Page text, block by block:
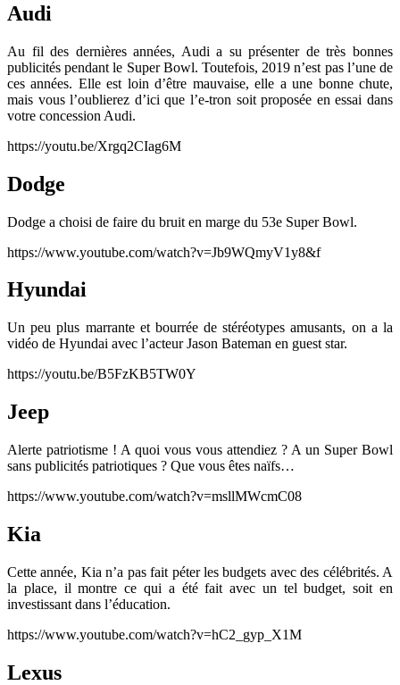
Audi
Au fil des dernières années, Audi a su présenter de très bonnes
publicités pendant le Super Bowl. Toutefois, 2019 n’est pas l’une de
ces années. Elle est loin d’être mauvaise, elle a une bonne chute,
mais vous l’oublierez d’ici que l’e-tron soit proposée en essai dans
votre concession Audi.
https://youtu.be/Xrgq2CIag6M
Dodge
Dodge a choisi de faire du bruit en marge du 53e Super Bowl.
https://www.youtube.com/watch?v=Jb9WQmyV1y8&f
Hyundai
Un peu plus marrante et bourrée de stéréotypes amusants, on a la
vidéo de Hyundai avec l’acteur Jason Bateman en guest star.
https://youtu.be/B5FzKB5TW0Y
Jeep
Alerte patriotisme ! A quoi vous vous attendiez ? A un Super Bowl
sans publicités patriotiques ? Que vous êtes naïfs…
https://www.youtube.com/watch?v=msllMWcmC08
Kia
Cette année, Kia n’a pas fait péter les budgets avec des célébrités. A
la place, il montre ce qui a été fait avec un tel budget, soit en
investissant dans l’éducation.
https://www.youtube.com/watch?v=hC2_gyp_X1M
Lexus